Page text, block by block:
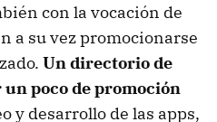
con la vocación de
a su vez promocionarse
Un directorio de
poco de promoción
y desarrollo de las apps,